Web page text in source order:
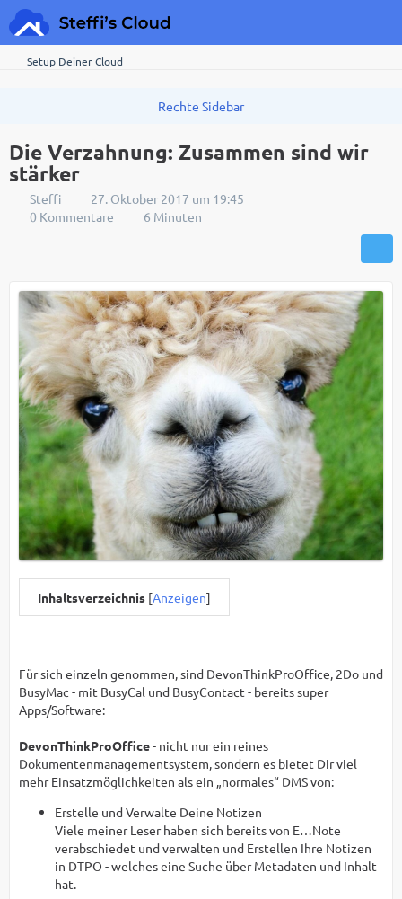
Setup Deiner Cloud
Die Verzahnung: Zusammen sind wir
stärker
Steffi
27. Oktober 2017 um 19:45
0 Kommentare
6 Minuten
Inhaltsverzeichnis [Anzeigen]
Für sich einzeln genommen, sind DevonThinkProOffice, 2Do und
BusyMac - mit BusyCal und BusyContact - bereits super
Apps/Software:
DevonThinkProOffice- nicht nur ein reines
Dokumentenmanagementsystem, sondern es bietet Dir viel
mehr Einsatzmöglichkeiten als ein „normales“ DMS von:
Erstelle und Verwalte Deine Notizen
Viele meiner Leser haben sich bereits von E…Note
verabschiedet und verwalten und Erstellen Ihre Notizen
in DTPO - welches eine Suche über Metadaten und Inhalt
hat.